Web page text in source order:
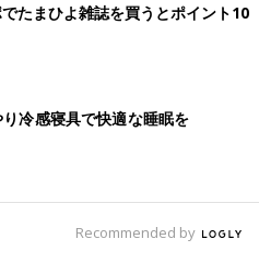
たまひよ雑誌を買うとポイント10
り冷感寝具で快適な睡眠を
Recommended by